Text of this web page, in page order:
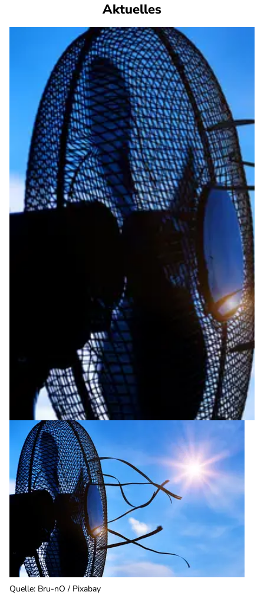
Aktuelles
Quelle: Bru-nO / Pixabay